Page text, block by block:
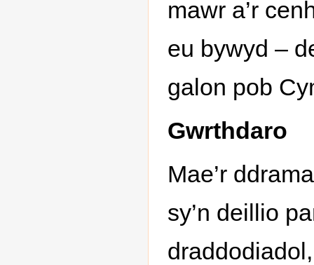
mawr a’r
eu bywyd –
galon pob
Gwrthdaro
Mae’r
sy’n deillio